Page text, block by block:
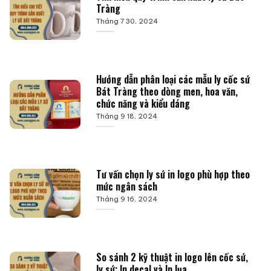
Tràng
Tháng 7 30, 2024
Hướng dẫn phân loại các mẫu ly cốc sứ
Bát Tràng theo dòng men, hoa văn,
chức năng và kiểu dáng
Tháng 9 18, 2024
Tư vấn chọn ly sứ in logo phù hợp theo
mức ngân sách
Tháng 9 16, 2024
So sánh 2 kỹ thuật in logo lên cốc sứ,